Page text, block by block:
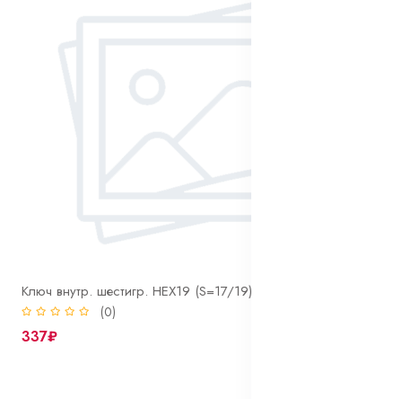
Ключ внутр. шестигр. HEX19 (S=17/19) колесного крепежа
(0)
337₽